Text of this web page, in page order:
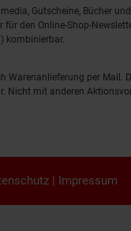
Gutscheine, Bücher
den Online-Shop-
kombinierbar.
Warenanlieferung per Mail.
mit anderen
| Impressum